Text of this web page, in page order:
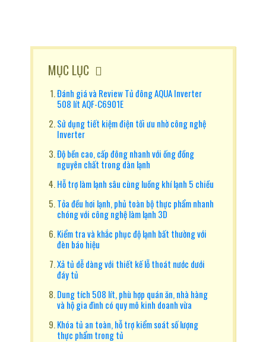
MỤC LỤC
Đánh giá và Review Tủ đông AQUA Inverter
508 lít AQF-C6901E
Sử dụng tiết kiệm điện tối ưu nhờ công nghệ
Inverter
Độ bền cao, cấp đông nhanh với ống đồng
nguyên chất trong dàn lạnh
Hỗ trợ làm lạnh sâu cùng luồng khí lạnh 5 chiều
Tỏa đều hơi lạnh, phủ toàn bộ thực phẩm nhanh
chóng với công nghệ làm lạnh 3D
Kiểm tra và khắc phục độ lạnh bất thường với
đèn báo hiệu
Xả tủ dễ dàng với thiết kế lỗ thoát nước dưới
đáy tủ
Dung tích 508 lít, phù hợp quán ăn, nhà hàng
và hộ gia đình có quy mô kinh doanh vừa
Khóa tủ an toàn, hỗ trợ kiểm soát số lượng
thực phẩm trong tủ